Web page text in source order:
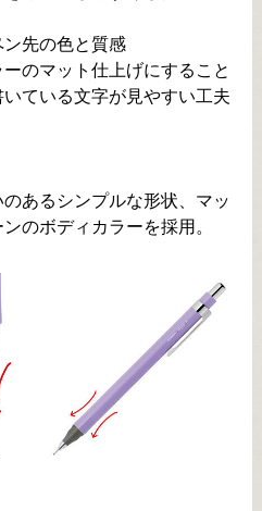
ン先の色と質感
のマット仕上げにすること
ている文字が見やすい工夫
あるシンプルな形状、マッ
のボディカラーを採用。